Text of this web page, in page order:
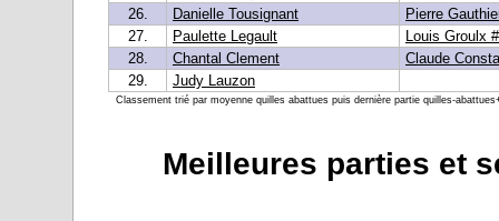
26.
Danielle Tousignant
Pierre
27.
Paulette Legault
Louis Groulx
28.
Chantal Clement
Claude
29.
Judy Lauzon
Classement trié par moyenne quilles abattues puis dernière partie quilles-
Meilleures parties et